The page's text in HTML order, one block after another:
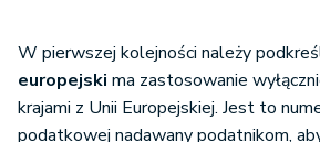
W pierwszej kolejności należy
europejski ma zastosowanie
krajami z Unii Europejskiej. Jest to
podatkowej nadawany podatnikom,